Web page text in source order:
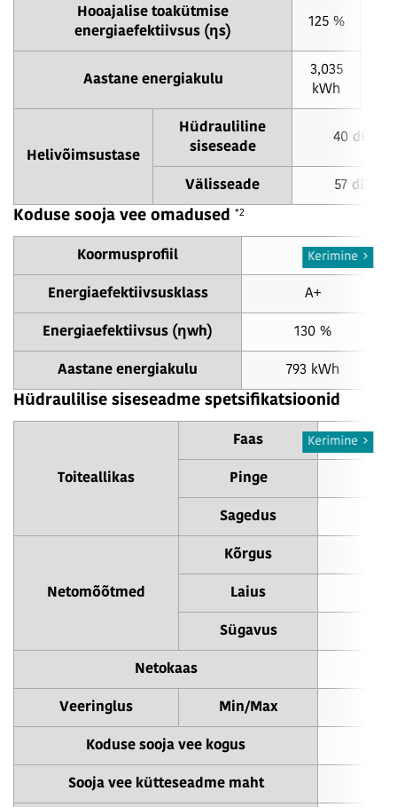
Hooajalise toakütmise
energiaefektiivsus (ηs)
125 %
Aastane energiakulu
3,035
kWh
Helivõimsustase
Hüdrauliline
siseseade
40 dB(A)
Välisseade 57 dB(A)
Koduse sooja vee omadused *2
Koormusprofiil L
Energiaefektiivsusklass A+
Energiaefektiivsus (ηwh) 130 %
Aastane energiakulu 793 kWh
Kerimine
Hüdraulilise siseseadme spetsifikatsioonid
Toiteallikas
Faas
Pinge
Sagedus
Netomõõtmed
Kõrgus
Laius
Sügavus
Netokaas
Veeringlus Min/Max
Koduse sooja vee kogus
Sooja vee kütteseadme maht
Kerimine